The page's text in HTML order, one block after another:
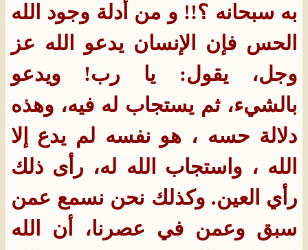
به سبحانه ؟!! و من أدلة وجود الله
الحس فإن الإنسان يدعو الله عز
وجل، يقول‏:‏ يا رب‏!‏ ويدعو
بالشيء، ثم يستجاب له فيه، وهذه
دلالة حسه ، هو نفسه لم يدع إلا
الله ، واستجاب الله له، رأى ذلك
رأي العين‏.‏ وكذلك نحن نسمع عمن
سبق وعمن في عصرنا، أن الله